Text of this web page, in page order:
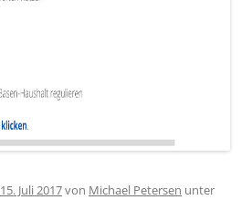
15. Juli 2017von Michael Petersen unter